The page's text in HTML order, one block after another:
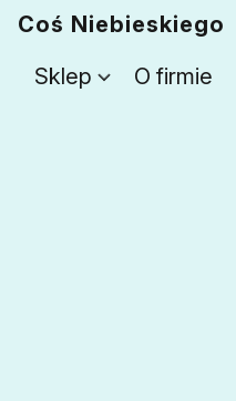
Coś Niebieskiego
Sklep
O firmie